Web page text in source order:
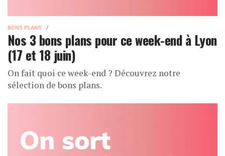
BONS PLANS
Nos 3 bons plans pour ce week-end à Lyon
(17 et 18 juin)
On fait quoi ce week-end ? Découvrez notre
sélection de bons plans.